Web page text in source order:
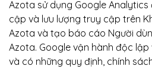
Azota sử dụng Google
cập và lưu lượng truy cập trên
Azota và tạo báo cáo Người
Azota. Google vận hành độc
và có những quy định, chính